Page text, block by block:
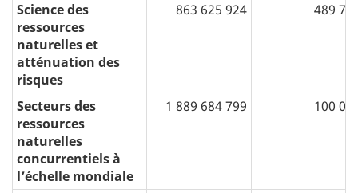
Science des
ressources
naturelles et
atténuation des
risques
863 625 924 489
Secteurs des
ressources
naturelles
concurrentiels à
l’échelle mondiale
1 889 684 799 100